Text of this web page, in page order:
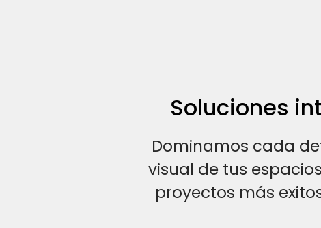
Soluciones
Dominamos cada
visual de tus
proyectos más